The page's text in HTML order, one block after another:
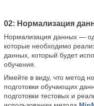
02: Нормализация
Нормализация данных —
которые необходимо
данных, который будет
обучения.
Имейте в виду, что метод
подготовки обучающих
подготовки тестовых и